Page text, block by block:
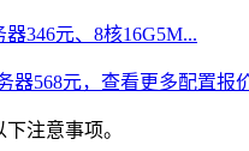
346元、8核16G5M...
器568元，查看更多配置报
注意事项。